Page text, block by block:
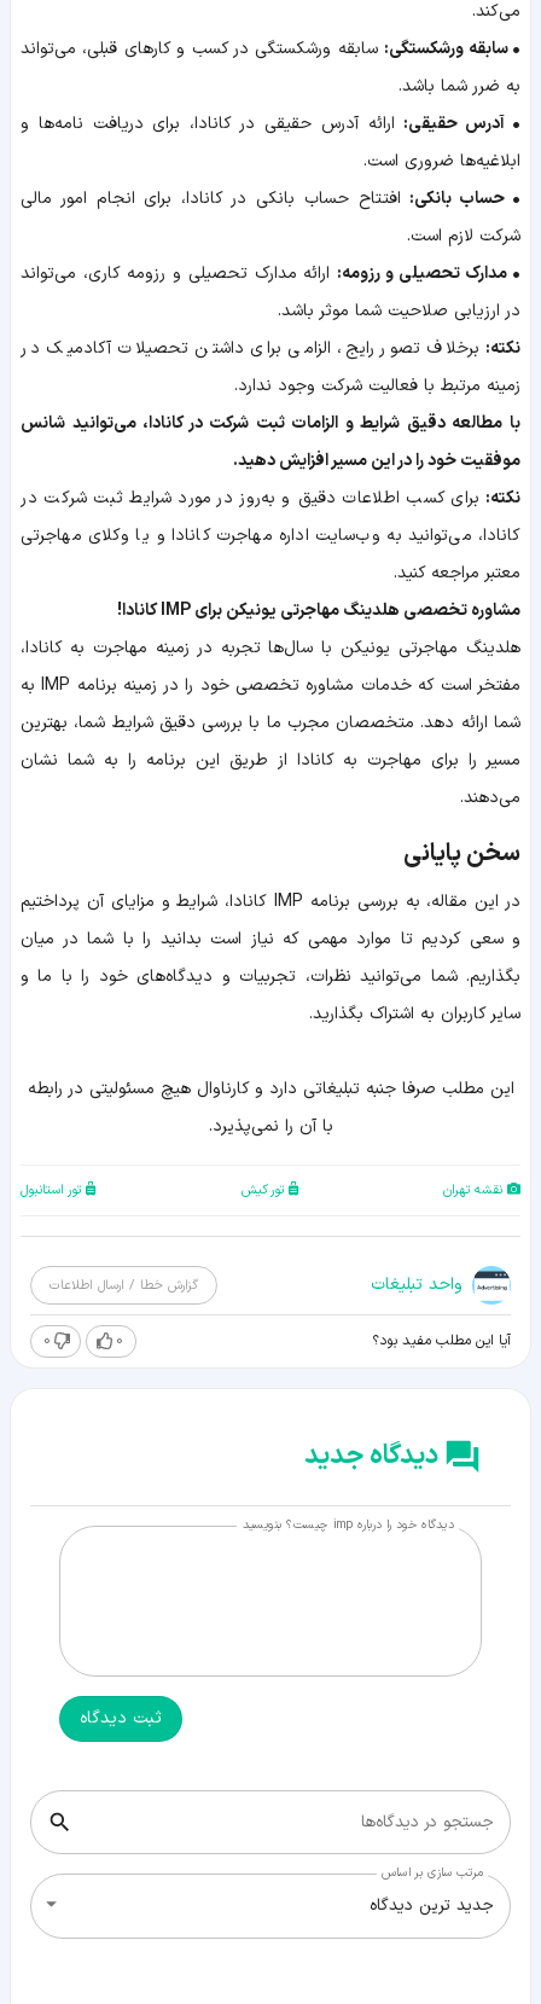
می‌کند.
• سابقه ورشکستگی: سابقه ورشکستگی در کسب و کارهای قبلی، می‌تواند
به ضرر شما باشد.
• آدرس حقیقی: ارائه آدرس حقیقی در کانادا، برای دریافت نامه‌ها و
ابلاغیه‌ها ضروری است.
• حساب بانکی: افتتاح حساب بانکی در کانادا، برای انجام امور مالی
شرکت لازم است.
• مدارک تحصیلی و رزومه: ارائه مدارک تحصیلی و رزومه کاری، می‌تواند
در ارزیابی صلاحیت شما موثر باشد.
نکته: برخلاف تصور رایج، الزامی برای داشتن تحصیلات آکادمیک در
زمینه مرتبط با فعالیت شرکت وجود ندارد.
با مطالعه دقیق شرایط و الزامات ثبت شرکت در کانادا، می‌توانید شانس
موفقیت خود را در این مسیر افزایش دهید.
نکته: برای کسب اطلاعات دقیق و به‌روز در مورد شرایط ثبت شرکت در
کانادا، می‌توانید به وب‌سایت اداره مهاجرت کانادا و یا وکلای مهاجرتی
معتبر مراجعه کنید.
مشاوره تخصصی هلدینگ مهاجرتی یونیکن برای IMP کانادا!
هلدینگ مهاجرتی یونیکن با سال‌ها تجربه در زمینه مهاجرت به کانادا،
مفتخر است که خدمات مشاوره تخصصی خود را در زمینه برنامه IMP به
شما ارائه دهد. متخصصان مجرب ما با بررسی دقیق شرایط شما، بهترین
مسیر را برای مهاجرت به کانادا از طریق این برنامه را به شما نشان
می‌دهند.
سخن پایانی
در این مقاله، به بررسی برنامه IMP کانادا، شرایط و مزایای آن پرداختیم
و سعی کردیم تا موارد مهمی که نیاز است بدانید را با شما در میان
بگذاریم. شما می‌توانید نظرات، تجربیات و دیدگاه‌های خود را با ما و
سایر کاربران به اشتراک بگذارید.
اين مطلب صرفا جنبه تبليغاتي دارد و کارناوال هيچ مسئوليتي در رابطه
با آن را نمي‌پذيرد.
نقشه تهران تور کیش تور استانبول
واحد تبلیغات گزارش خطا / ارسال اطلاعات
آیا این مطلب مفید بود؟ 0
0
دیدگاه جدید
دیدگاه خود را درباره imp چیست؟ بنویسید
ثبت دیدگاه
جستجو در دیدگاه‌ها
مرتب سازی بر اساس
جدید ترین دیدگاه